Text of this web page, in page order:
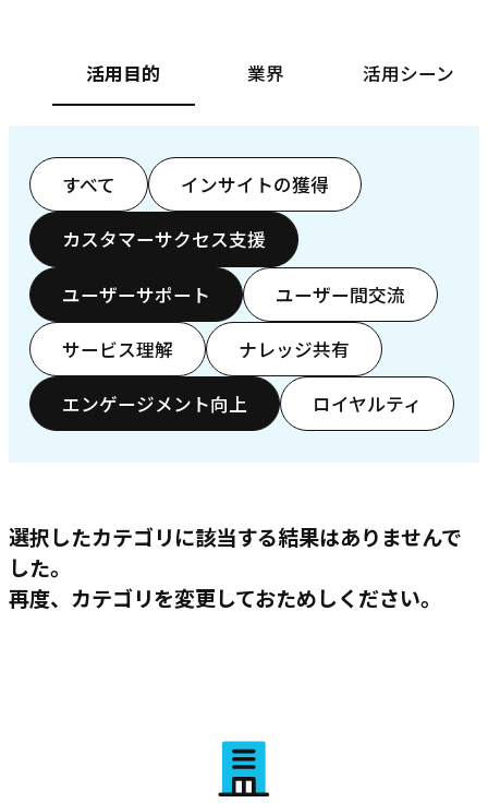
活用目的 業界 活用シーン
すべて インサイトの獲得
カスタマーサクセス支援
ユーザーサポート ユーザー間交流
サービス理解 ナレッジ共有
エンゲージメント向上 ロイヤルティ
選択したカテゴリに該当する結果はありませんで
した。
再度、カテゴリを変更しておためしください。